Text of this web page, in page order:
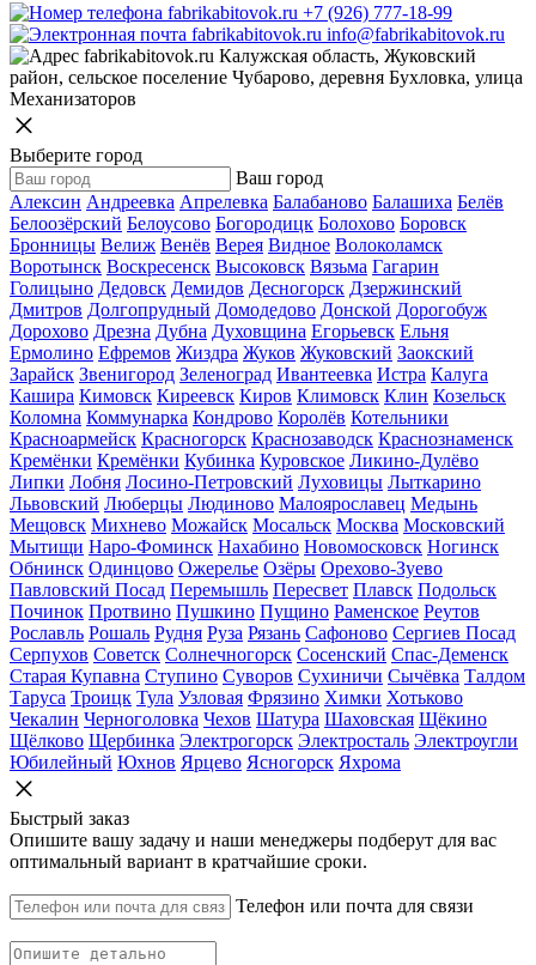
+7 (926) 777-18-99
info@fabrikabitovok.ru
Калужская область, Жуковский
район, сельское поселение Чубарово, деревня Бухловка, улица
Механизаторов
Выберите город
Ваш город
Алексин Андреевка Апрелевка Балабаново Балашиха Белёв
Белоозёрский Белоусово Богородицк Болохово Боровск
Бронницы Велиж Венёв Верея Видное Волоколамск
Воротынск Воскресенск Высоковск Вязьма Гагарин
Голицыно Дедовск Демидов Десногорск Дзержинский
Дмитров Долгопрудный Домодедово Донской Дорогобуж
Дорохово Дрезна Дубна Духовщина Егорьевск Ельня
Ермолино Ефремов Жиздра Жуков Жуковский Заокский
Зарайск Звенигород Зеленоград Ивантеевка Истра Калуга
Кашира Кимовск Киреевск Киров Климовск Клин Козельск
Коломна Коммунарка Кондрово Королёв Котельники
Красноармейск Красногорск Краснозаводск Краснознаменск
Кремёнки Кремёнки Кубинка Куровское Ликино-Дулёво
Липки Лобня Лосино-Петровский Луховицы Лыткарино
Львовский Люберцы Людиново Малоярославец Медынь
Мещовск Михнево Можайск Мосальск Москва Московский
Мытищи Наро-Фоминск Нахабино Новомосковск Ногинск
Обнинск Одинцово Ожерелье Озёры Орехово-Зуево
Павловский Посад Перемышль Пересвет Плавск Подольск
Починок Протвино Пушкино Пущино Раменское Реутов
Рославль Рошаль Рудня Руза Рязань Сафоново Сергиев Посад
Серпухов Советск Солнечногорск Сосенский Спас-Деменск
Старая Купавна Ступино Суворов Сухиничи Сычёвка Талдом
Таруса Троицк Тула Узловая Фрязино Химки Хотьково
Чекалин Черноголовка Чехов Шатура Шаховская Щёкино
Щёлково Щербинка Электрогорск Электросталь Электроугли
Юбилейный Юхнов Ярцево Ясногорск Яхрома
Быстрый заказ
Опишите вашу задачу и наши менеджеры подберут для вас
оптимальный вариант в кратчайшие сроки.
Телефон или почта для связи